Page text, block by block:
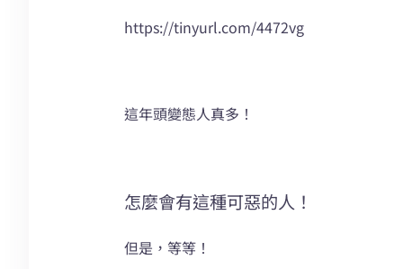
https://tinyurl.com/4472vg
這年頭變態人真多！
怎麼會有這種可惡的人！
但是，等等！